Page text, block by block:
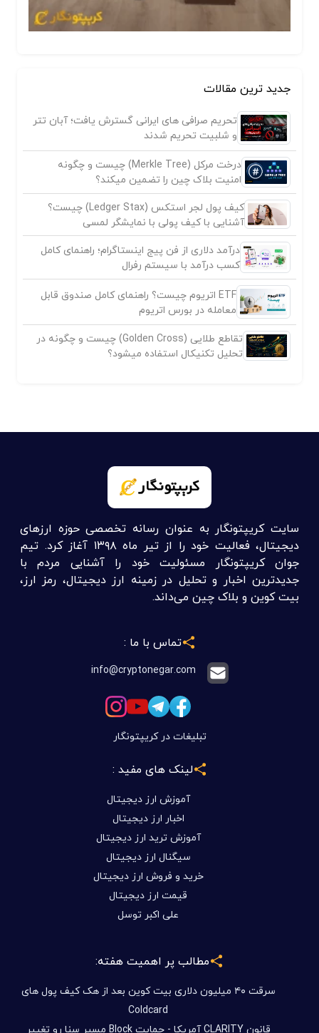
جدید ترین مقالات
تحریم صرافی های ایرانی گسترش یافت؛ آبان تتر
و شلبیت تحریم شدند
درخت مرکل (Merkle Tree) چیست و چگونه
امنیت بلاک چین را تضمین میکند؟
کیف پول لجر استکس (Ledger Stax) چیست؟
آشنایی با کیف پولی با نمایشگر لمسی
درآمد دلاری از فن پیج اینستاگرام؛ راهنمای کامل
کسب درآمد با سیستم رفرال
ETF اتریوم چیست؟ راهنمای کامل صندوق قابل
معامله در بورس اتریوم
تقاطع طلایی (Golden Cross) چیست و چگونه در
تحلیل تکنیکال استفاده میشود؟
سایت کریپتونگار به عنوان رسانه تخصصی حوزه ارزهای
دیجیتال، فعالیت خود را از تیر ماه ۱۳۹۸ آغاز کرد. تیم
جوان کریپتونگار مسئولیت خود را آشنایی مردم با
جدیدترین اخبار و تحلیل در زمینه ارز دیجیتال، رمز ارز،
بیت کوین و بلاک چین می‌داند.
تماس با ما :
info@cryptonegar.com
تبلیغات در کریپتونگار
لینک های مفید :
آموزش ارز دیجیتال
اخبار ارز دیجیتال
آموزش ترید ارز دیجیتال
سیگنال ارز دیجیتال
خرید و فروش ارز دیجیتال
قیمت ارز دیجیتال
علی اکبر توسل
مطالب پر اهمیت هفته:
سرقت ۴۰ میلیون دلاری بیت کوین بعد از هک کیف پول های
Coldcard
قانون CLARITY آمریکا - حمایت Block مسیر سنا رو تغییر